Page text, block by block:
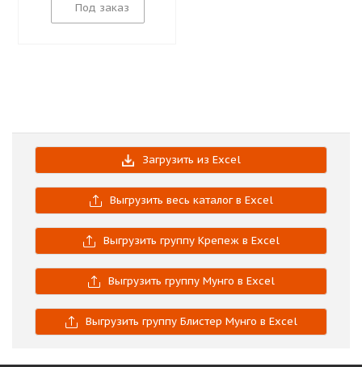
Под заказ
Загрузить из Excel
Выгрузить весь каталог в Excel
Выгрузить группу Крепеж в Excel
Выгрузить группу Мунго в Excel
Выгрузить группу Блистер Мунго в Excel